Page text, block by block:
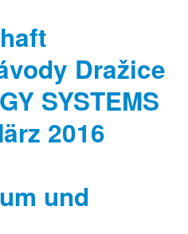
Dražice
SYSTEMS
2016
und